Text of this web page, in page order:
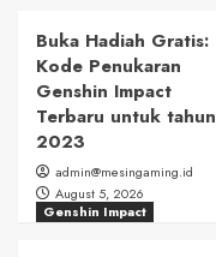
Buka Hadiah Gratis:
Kode Penukaran
Genshin Impact
Terbaru untuk tahun
2023
admin@mesingaming.id
August 5, 2026
Genshin Impact